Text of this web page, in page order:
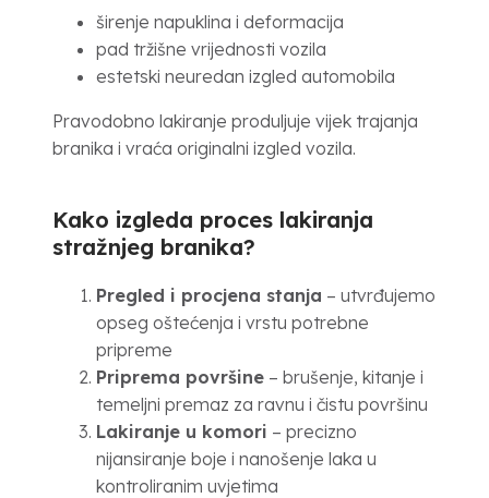
širenje napuklina i deformacija
pad tržišne vrijednosti vozila
estetski neuredan izgled automobila
Pravodobno lakiranje produljuje vijek trajanja
branika i vraća originalni izgled vozila.
Kako izgleda proces lakiranja
stražnjeg branika?
Pregled i procjena stanja – utvrđujemo
opseg oštećenja i vrstu potrebne
pripreme
Priprema površine– brušenje, kitanje i
temeljni premaz za ravnu i čistu površinu
Lakiranje u komori – precizno
nijansiranje boje i nanošenje laka u
kontroliranim uvjetima